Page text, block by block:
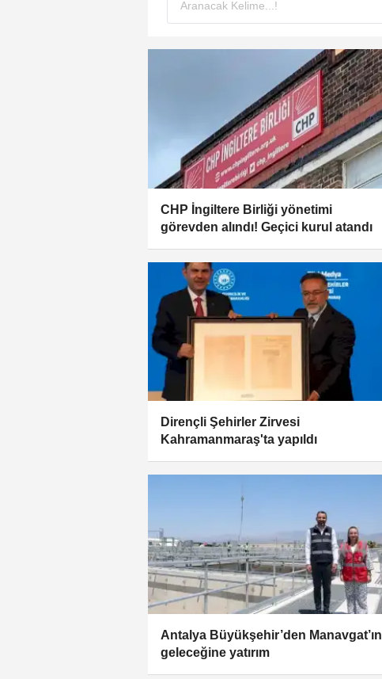
CHP İngiltere Birliği yönetimi
görevden alındı! Geçici kurul atandı
Dirençli Şehirler Zirvesi
Kahramanmaraş'ta yapıldı
Antalya Büyükşehir’den Manavgat’ın
geleceğine yatırım